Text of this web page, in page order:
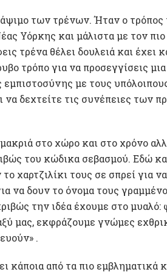
των τρένων. Ήταν ο τρόπος
Υόρκης και μάλιστα με τον
τρένα θέλει δουλειά και έχει
τρόπο για να προσεγγίσεις
εμπιστοσύνης με τους
να δεχτείτε τις συνέπειες των
στο χώρο και στο χρόνο
του κώδικα σεβασμού. Εδώ
χαρτζιλίκι τους σε σπρεί για
να δουν το όνομα τους
την ιδέα έχουμε στο μυαλό:
μας, εκφράζουμε γνώμες
.
κάποια από τα πιο εμβληματικά